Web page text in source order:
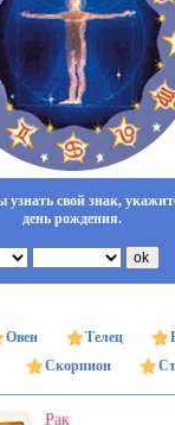
узнать свой знак,
день рождения.
Овен Телец
Скорпион
Рак